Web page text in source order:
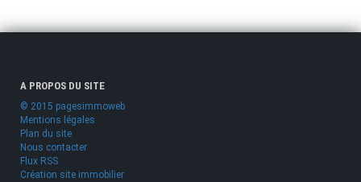
A PROPOS DU SITE
© 2015 pagesimmoweb
Mentions légales
Plan du site
Nous contacter
Flux RSS
Création site immobilier